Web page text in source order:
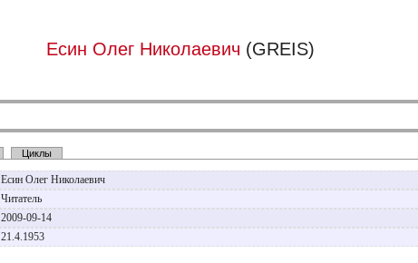
Есин Олег Николаевич (GREIS)
Циклы
Есин Олег Николаевич
Читатель
2009-09-14
21.4.1953